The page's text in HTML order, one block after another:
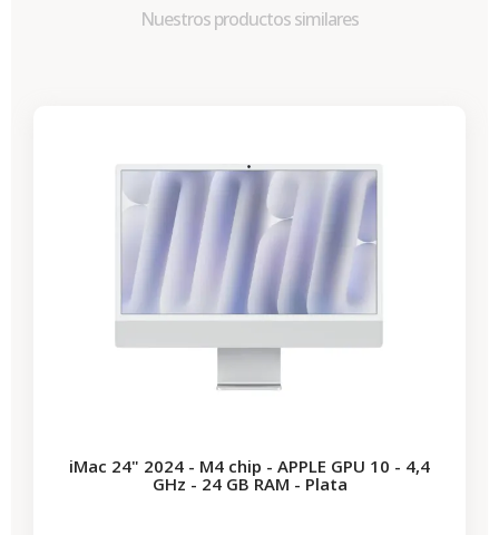
Nuestros productos similares
iMac 24" 2024 - M4 chip - APPLE GPU 10 - 4,4
GHz - 24 GB RAM - Plata